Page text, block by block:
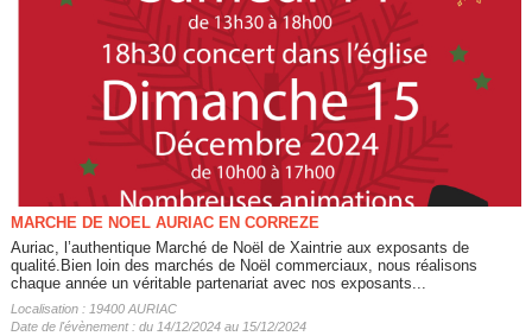
MARCHE DE NOEL AURIAC EN CORREZE
Auriac, l’authentique Marché de Noël de Xaintrie aux exposants de
qualité.Bien loin des marchés de Noël commerciaux, nous réalisons
chaque année un véritable partenariat avec nos exposants...
Localisation : 19400 AURIAC
Date de l'évènement : du 14/12/2024 au 15/12/2024